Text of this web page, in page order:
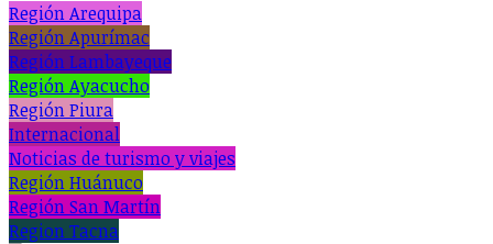
Región Arequipa
Región Apurímac
Región Lambayeque
Región Ayacucho
Región Piura
Internacional
Noticias de turismo y viajes
Región Huánuco
Región San Martín
Region Tacna